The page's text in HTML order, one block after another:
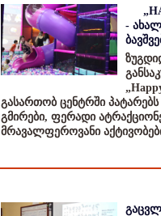
-
გასართობ ცენტრში
გმირები, ფერადი
მრავალფეროვანი